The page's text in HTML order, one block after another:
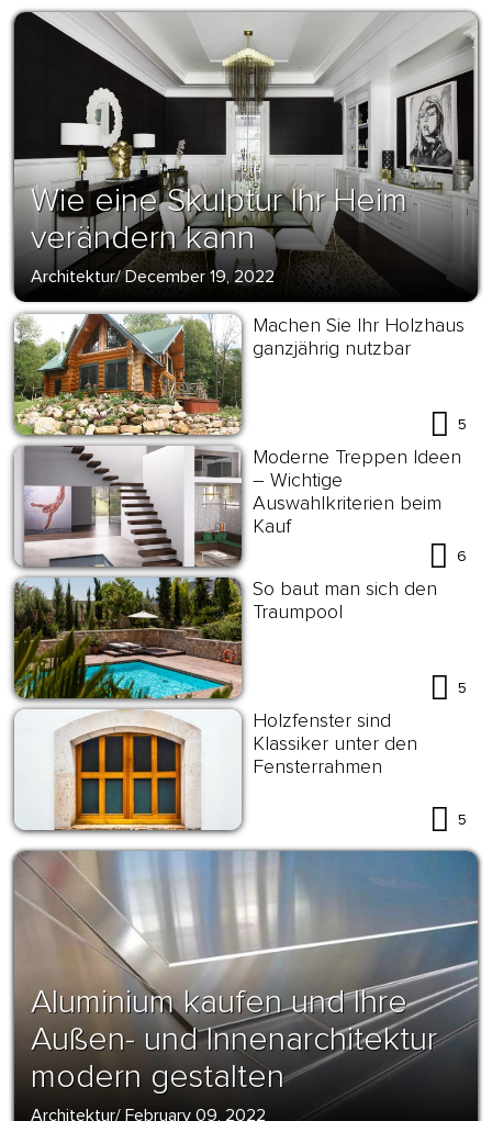
Wie eine Skulptur Ihr Heim
verändern kann
Architektur/December 19, 2022
Machen Sie Ihr Holzhaus
ganzjährig nutzbar
5
Moderne Treppen Ideen
– Wichtige
Auswahlkriterien beim
Kauf
6
So baut man sich den
Traumpool
5
Holzfenster sind
Klassiker unter den
Fensterrahmen
5
Aluminium kaufen und Ihre
Außen- und Innenarchitektur
modern gestalten
Architektur/ February 09, 2022